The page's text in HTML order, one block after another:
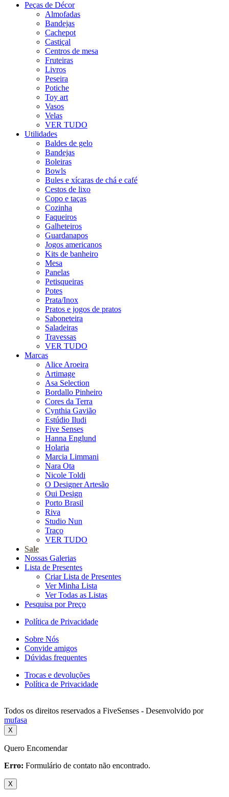
Peças de Décor
Almofadas
Bandejas
Cachepot
Castiçal
Centros de mesa
Fruteiras
Livros
Peseira
Potiche
Toy art
Vasos
Velas
VER TUDO
Utilidades
Baldes de gelo
Bandejas
Boleiras
Bowls
Bules e xícaras de chá e café
Cestos de lixo
Copo e taças
Cozinha
Faqueiros
Galheteiros
Guardanapos
Jogos americanos
Kits de banheiro
Mesa
Panelas
Petisqueiras
Potes
Prata/Inox
Pratos e jogos de pratos
Saboneteira
Saladeiras
Travessas
VER TUDO
Marcas
Alice Aroeira
Artimage
Asa Selection
Bordallo Pinheiro
Cores da Terra
Cynthia Gavião
Estúdio Iludi
Five Senses
Hanna Englund
Holaria
Marcia Limmani
Nara Ota
Nicole Toldi
O Designer Artesão
Oui Design
Porto Brasil
Riva
Studio Nun
Traço
VER TUDO
Sale
Nossas Galerias
Lista de Presentes
Criar Lista de Presentes
Ver Minha Lista
Ver Todas as Listas
Pesquisa por Preço
Política de Privacidade
Sobre Nós
Convide amigos
Dúvidas frequentes
Trocas e devoluções
Política de Privacidade
Todos os direitos reservados a FiveSenses - Desenvolvido por
mufasa
X
Quero Encomendar
Erro: Formulário de contato não encontrado.
X